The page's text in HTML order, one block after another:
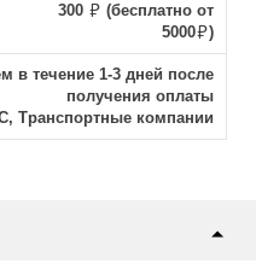
300
(бесплатно от
5000
)
в течение 1-3 дней после
получения оплаты
Транспортные компании